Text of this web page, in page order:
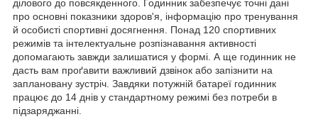
ділового до повсякденного. Годинник забезпечує точні дані
про основні показники здоров'я, інформацію про тренування
й особисті спортивні досягнення. Понад 120 спортивних
режимів та інтелектуальне розпізнавання активності
допомагають завжди залишатися у формі. А ще годинник не
дасть вам проґавити важливий дзвінок або запізнити на
заплановану зустріч. Завдяки потужній батареї годинник
працює до 14 днів у стандартному режимі без потреби в
підзаряджанні.